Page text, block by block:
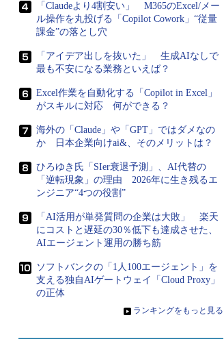
「Claudeより4割安い」 M365のExcel/メー
ル操作を丸投げる「Copilot Cowork」“従量
課金”の落とし穴
「アイデア出しを抜いた」 生成AIなしで
最も不安になる業務といえば？
Excel作業を自動化する「Copilot in Excel」
がスキルに対応 何ができる？
海外の「Claude」や「GPT」ではダメなの
か 日本企業向けai&、そのメリットは？
ひろゆき氏「SIer衰退予測」、AI代替の
「逆転現象」の理由 2026年に生き残るエ
ンジニア“4つの役割”
「AI活用が単発質問の企業は大敗」 楽天
にコストと遅延の30％低下も達成させた、
AIエージェント運用の勝ち筋
ソフトバンクの「1人100エージェント」を
支える独自AIゲートウェイ「Cloud Proxy」
の正体
» ランキングをもっと見る